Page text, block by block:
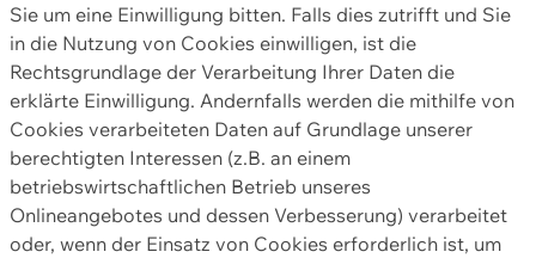
Sie um eine Einwilligung bitten. Falls dies zutrifft und Sie
in die Nutzung von Cookies einwilligen, ist die
Rechtsgrundlage der Verarbeitung Ihrer Daten die
erklärte Einwilligung. Andernfalls werden die mithilfe von
Cookies verarbeiteten Daten auf Grundlage unserer
berechtigten Interessen (z.B. an einem
betriebswirtschaftlichen Betrieb unseres
Onlineangebotes und dessen Verbesserung) verarbeitet
oder, wenn der Einsatz von Cookies erforderlich ist, um